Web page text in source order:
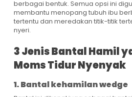
berbagai bentuk. Semua opsi ini
membantu menopang tubuh ibu
tertentu dan meredakan titik-titik
nyeri.
3 Jenis Bantal Hamil
Moms Tidur Nyenyak
1. Bantal kehamilan wedge